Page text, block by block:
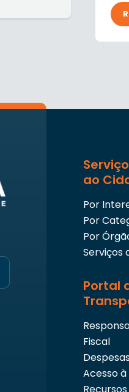
ao
Por
Por
Por
Serviços
Portal
Fiscal
Acesso